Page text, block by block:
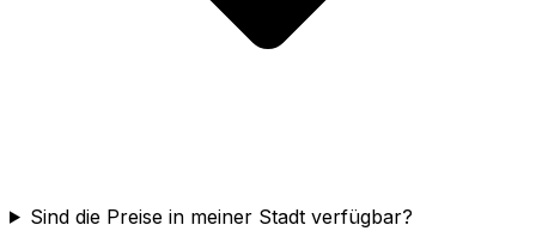
Sind die Preise in meiner Stadt verfügbar?